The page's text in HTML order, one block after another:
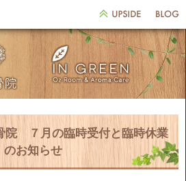
院 ７月の臨時受付と臨時休業
のお知らせ